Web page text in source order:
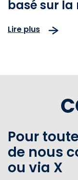
basé sur
Saint
Lire plus
Pour
de nous
ou via X